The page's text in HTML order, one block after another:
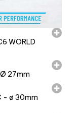
WORLD
27mm
- ø 30mm